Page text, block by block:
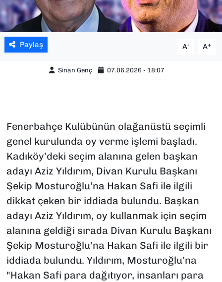
Paylaş A- A+
Sinan Genç 07.06.2026 - 18:07
Fenerbahçe Kulübünün olağanüstü seçimli
genel kurulunda oy verme işlemi başladı.
Kadıköy’deki seçim alanına gelen başkan
adayı Aziz Yıldırım, Divan Kurulu Başkanı
Şekip Mosturoğlu’na Hakan Safi ile ilgili
dikkat çeken bir iddiada bulundu. Başkan
adayı Aziz Yıldırım, oy kullanmak için seçim
alanına geldiği sırada Divan Kurulu Başkanı
Şekip Mosturoğlu’na Hakan Safi ile ilgili bir
iddiada bulundu. Yıldırım, Mosturoğlu’na
"Hakan Safi para dağıtıyor, insanları para